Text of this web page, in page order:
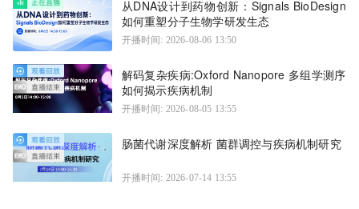
从DNA设计到药物创新：Signals BioDesign
如何重塑分子生物学研发生态
开播时间: 2026-08-06 13:50
解码复杂疾病:Oxford Nanopore 多组学测序
如何揭示疾病机制
开播时间: 2026-08-05 13:55
肠菌代谢深度解析 菌群调控与疾病机制研究
开播时间: 2026-07-14 13:55